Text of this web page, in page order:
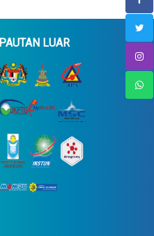
PAUTAN LUAR